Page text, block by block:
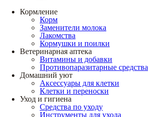
Кормление
Корм
Заменители молока
Лакомства
Кормушки и поилки
Ветеринарная аптека
Витамины и добавки
Противопаразитарные средства
Домашний уют
Аксессуары для клетки
Клетки и переноски
Уход и гигиена
Средства по уходу
Инструменты для ухода